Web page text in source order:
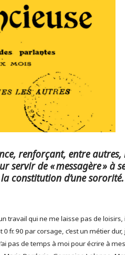
renforçant, entre autres,
servir de « messagère » à
la constitution d’une sororité.
travail qui ne me laisse pas de
0 fr. 90 par corsage, c’est un métier
pas de temps à moi pour écrire à